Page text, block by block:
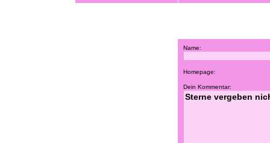
Name:
Homepage:
Dein Kommentar: